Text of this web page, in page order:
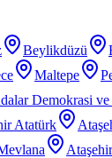
Beylikdüzü
Maltepe
Demokrasi
Atatürk